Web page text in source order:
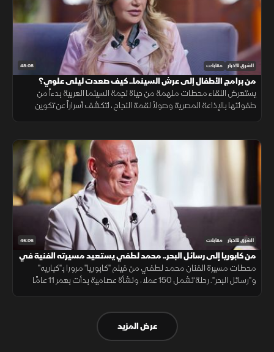
48:08 الشرق للأخبار مقابلات
من برامج الأطفال إلى عرش السينما.. كيف صعدت ليلى علوي؟
يستعرض اللقاء محطات ملهمة من حياة نجمة السينما العربية بدءاً من
طفولتها بالإذاعة المصرية وصولاً لقمة النجاح، لتكشف أسراراً عن تكوين
45:06 الشرق للأخبار مقابلات
من كابوريا إلى رسائل البحر.. محمد لطفي يستعيد مسيرته الفنية في
ضيفي
محطات مسيرة الفنان محمد لطفي من فيلم "كابوريا" مرورا بـ"كباريه"
و"رسائل البحر". رحلة تشمل 150 عملا، ونشأة عصامية بدأت بعمر 11 عامًا
عرض المزيد